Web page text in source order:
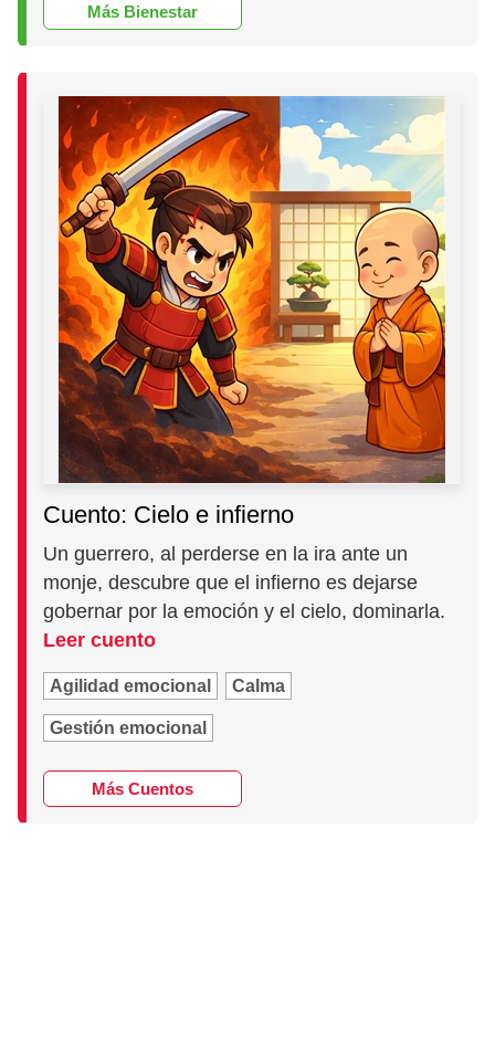
Más Bienestar
Cuento: Cielo e infierno
Un guerrero, al perderse en la ira ante un
monje, descubre que el infierno es dejarse
gobernar por la emoción y el cielo, dominarla.
Leer cuento
Agilidad emocional Calma
Gestión emocional
Más Cuentos